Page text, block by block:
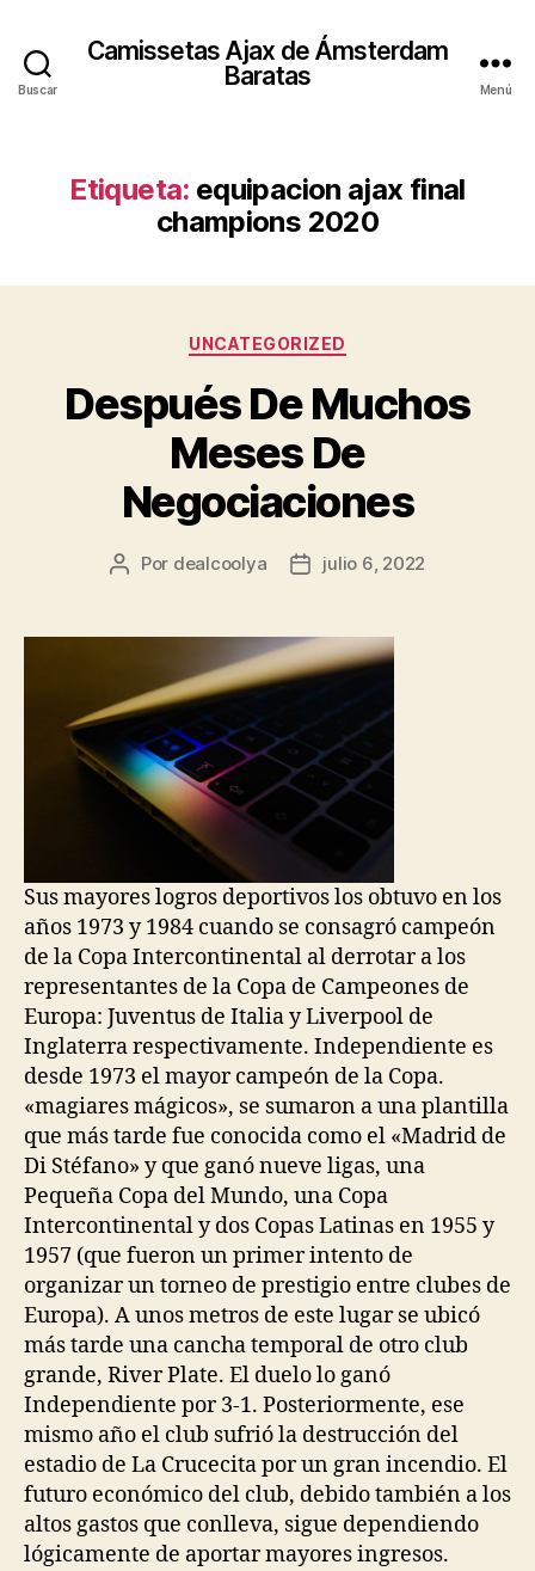
Buscar
Camissetas Ajax de Ámsterdam
Baratas
Menú
Etiqueta: equipacion ajax final
champions 2020
Categorías
UNCATEGORIZED
Después De Muchos
Meses De
Negociaciones
Autor
entrada
Por dealcoolya
Fecha
entrada
julio 6, 2022
Sus mayores logros deportivos los obtuvo en los
años 1973 y 1984 cuando se consagró campeón
de la Copa Intercontinental al derrotar a los
representantes de la Copa de Campeones de
Europa: Juventus de Italia y Liverpool de
Inglaterra respectivamente. Independiente es
desde 1973 el mayor campeón de la Copa.
«magiares mágicos», se sumaron a una plantilla
que más tarde fue conocida como el «Madrid de
Di Stéfano» y que ganó nueve ligas, una
Pequeña Copa del Mundo, una Copa
Intercontinental y dos Copas Latinas en 1955 y
1957 (que fueron un primer intento de
organizar un torneo de prestigio entre clubes de
Europa). A unos metros de este lugar se ubicó
más tarde una cancha temporal de otro club
grande, River Plate. El duelo lo ganó
Independiente por 3-1. Posteriormente, ese
mismo año el club sufrió la destrucción del
estadio de La Crucecita por un gran incendio. El
futuro económico del club, debido también a los
altos gastos que conlleva, sigue dependiendo
lógicamente de aportar mayores ingresos.